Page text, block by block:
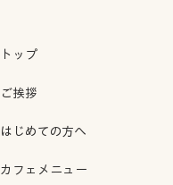
トップ
ご挨拶
はじめての方へ
カフェメニュー